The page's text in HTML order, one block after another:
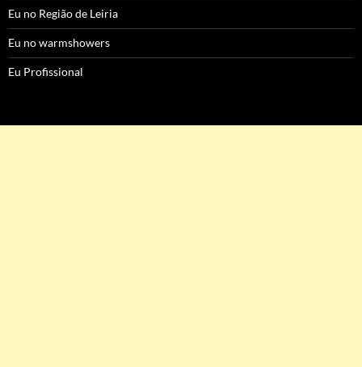
Eu no Região de Leiria
Eu no warmshowers
Eu Profissional